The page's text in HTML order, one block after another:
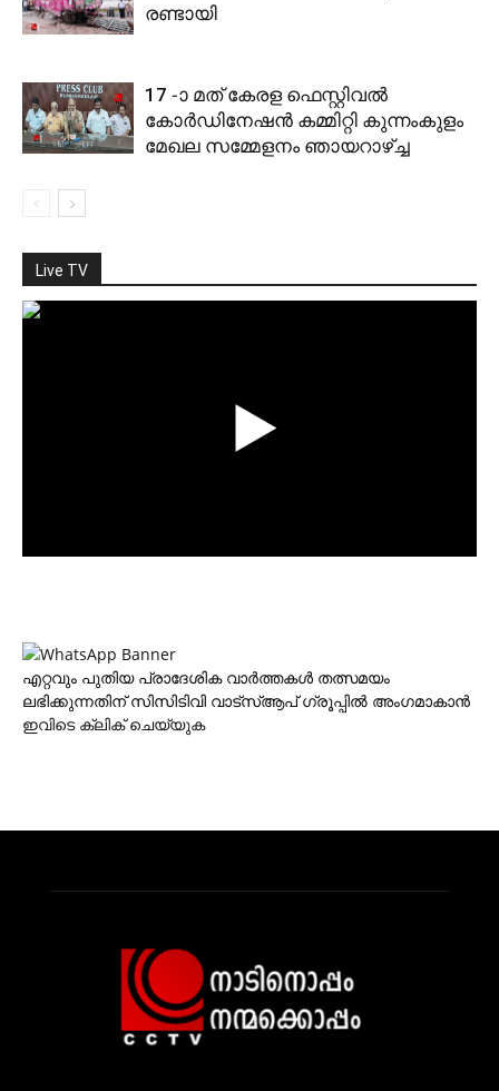
രണ്ടായി
17 -ാ മത് കേരള ഫെസ്റ്റിവല്‍
കോര്‍ഡിനേഷന്‍ കമ്മിറ്റി കുന്നംകുളം
മേഖല സമ്മേളനം ഞായറാഴ്ച്ച
Live TV
എറ്റവും പുതിയ പ്രാദേശിക വാര്‍ത്തകള്‍ തത്സമയം
ലഭിക്കുന്നതിന് സിസിടിവി വാട്‌സ്ആപ് ഗ്രൂപ്പില്‍ അംഗമാകാന്‍
ഇവിടെ ക്ലിക് ചെയ്യുക